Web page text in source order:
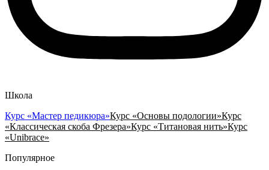
Школа
Курс «Мастер педикюра»Курс «Основы подологии»Курс
«Классическая скоба Фрезера»Курс «Титановая нить»Курс
«Unibrace»
Популярное